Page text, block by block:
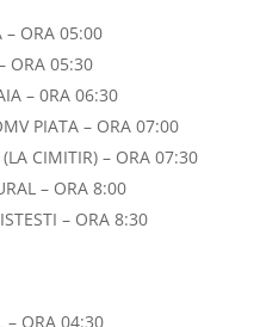
– ORA 05:00
ORA 05:30
– 0RA 06:30
PIATA – ORA 07:00
CIMITIR) – ORA 07:30
– ORA 8:00
– ORA 8:30
– ORA 04:30